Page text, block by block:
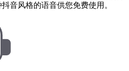
音风格的语音供您免费使用。